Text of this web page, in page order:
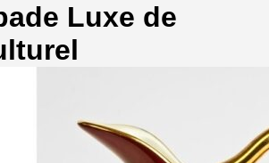
Luxe de